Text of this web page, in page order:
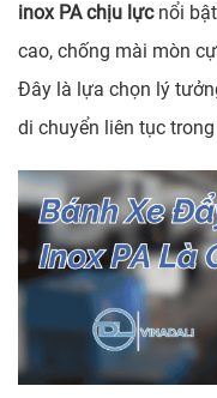
inox PA chịu lựcnổi bật
cao, chống mài mòn
Đây là lựa chọn lý
di chuyển liên tục